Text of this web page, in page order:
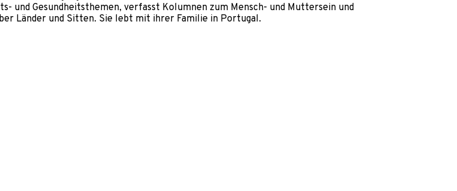
und Gesundheitsthemen, verfasst Kolumnen zum Mensch- und Muttersein und
Länder und Sitten. Sie lebt mit ihrer Familie in Portugal.